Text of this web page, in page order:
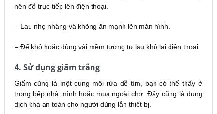
nên đổ trực tiếp lên điện thoại.
– Lau nhẹ nhàng và không ấn mạnh lên màn hình.
– Để khô hoặc dùng vải mềm tương tự lau khô lại điện thoại
4. Sử dụng giấm trắng
Giấm cũng là một dung môi rửa dễ tìm, bạn có thể thấy ở
trong bếp nhà mình hoặc mua ngoài chợ. Đây cũng là dung
dịch khá an toàn cho người dùng lẫn thiết bị.